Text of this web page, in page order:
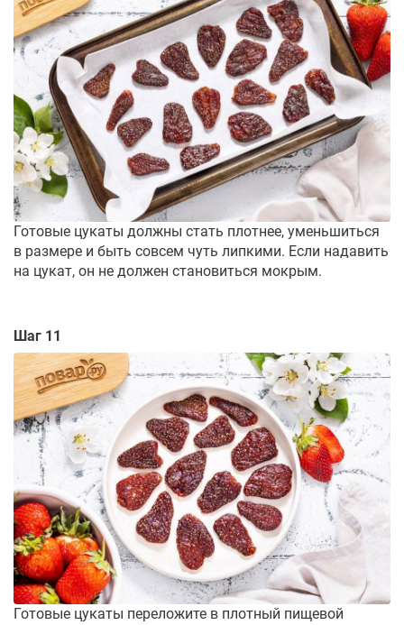
Готовые цукаты должны стать плотнее, уменьшиться
в размере и быть совсем чуть липкими. Если надавить
на цукат, он не должен становиться мокрым.
Шаг 11
Готовые цукаты переложите в плотный пищевой